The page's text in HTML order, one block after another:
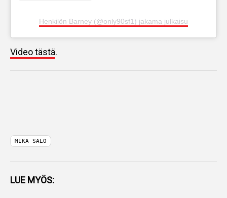
Henkilön Barney (@only90sf1) jakama julkaisu
Video tästä.
MIKA SALO
LUE MYÖS: